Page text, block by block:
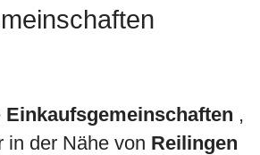
Einkaufsgemeinschaften ,
in der Nähe von Reilingen